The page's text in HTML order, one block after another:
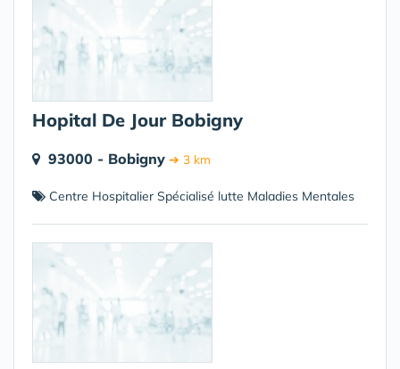
Hopital De Jour Bobigny
93000 - Bobigny ➔ 3 km
Centre Hospitalier Spécialisé lutte Maladies Mentales